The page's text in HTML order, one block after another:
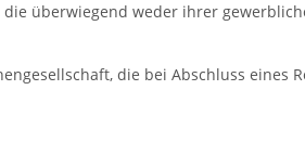
überwiegend weder ihrer
die bei Abschluss eines